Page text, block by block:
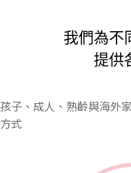
我們為不
提供
孩子、成人、熟齡與海外
方式